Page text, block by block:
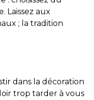
Laissez aux
; la tradition
dans la décoration
trop tarder à vous